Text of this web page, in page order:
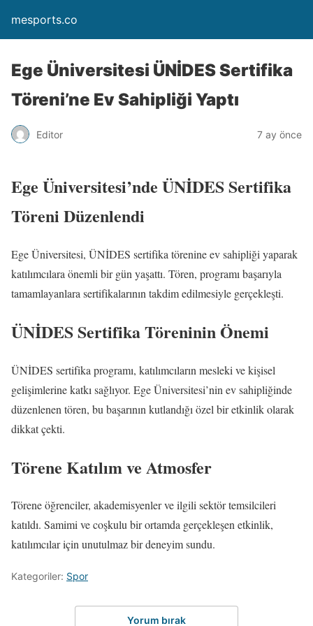
mesports.co
Ege Üniversitesi ÜNİDES Sertifika
Töreni’ne Ev Sahipliği Yaptı
Editor 7 ay önce
Ege Üniversitesi’nde ÜNİDES Sertifika
Töreni Düzenlendi
Ege Üniversitesi, ÜNİDES sertifika törenine ev sahipliği yaparak
katılımcılara önemli bir gün yaşattı. Tören, programı başarıyla
tamamlayanlara sertifikalarının takdim edilmesiyle gerçekleşti.
ÜNİDES Sertifika Töreninin Önemi
ÜNİDES sertifika programı, katılımcıların mesleki ve kişisel
gelişimlerine katkı sağlıyor. Ege Üniversitesi’nin ev sahipliğinde
düzenlenen tören, bu başarının kutlandığı özel bir etkinlik olarak
dikkat çekti.
Törene Katılım ve Atmosfer
Törene öğrenciler, akademisyenler ve ilgili sektör temsilcileri
katıldı. Samimi ve coşkulu bir ortamda gerçekleşen etkinlik,
katılımcılar için unutulmaz bir deneyim sundu.
Kategoriler: Spor
Yorum bırak